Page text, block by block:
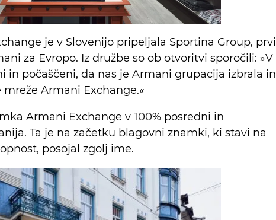
je v Slovenijo pripeljala Sportina Group, prvi
za Evropo. Iz družbe so ob otvoritvi sporočili: »V
in počaščeni, da nas je Armani grupacija izbrala in
Armani Exchange.«
Armani Exchange v 100% posredni in
Ta je na začetku blagovni znamki, ki stavi na
posojal zgolj ime.